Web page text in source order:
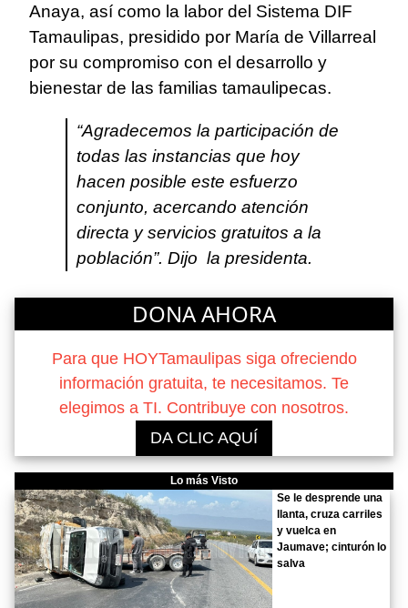
Anaya, así como la labor del Sistema DIF
Tamaulipas, presidido por María de Villarreal
por su compromiso con el desarrollo y
bienestar de las familias tamaulipecas.
“Agradecemos la participación de
todas las instancias que hoy
hacen posible este esfuerzo
conjunto, acercando atención
directa y servicios gratuitos a la
población”. Dijo la presidenta.
DONA AHORA
Para que HOYTamaulipas siga ofreciendo
información gratuita, te necesitamos. Te
elegimos a TI. Contribuye con nosotros.
DA CLIC AQUÍ
Lo más Visto
Se le desprende una
llanta, cruza carriles
y vuelca en
Jaumave; cinturón lo
salva